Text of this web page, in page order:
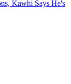
Kawhi Says He's